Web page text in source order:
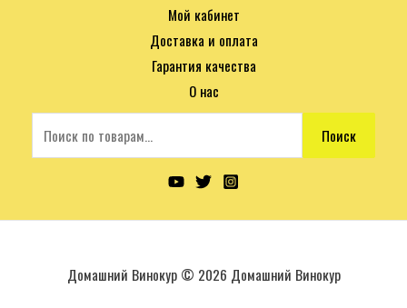
Мой кабинет
Доставка и оплата
Гарантия качества
О нас
Поиск
Домашний Винокур © 2026 Домашний Винокур